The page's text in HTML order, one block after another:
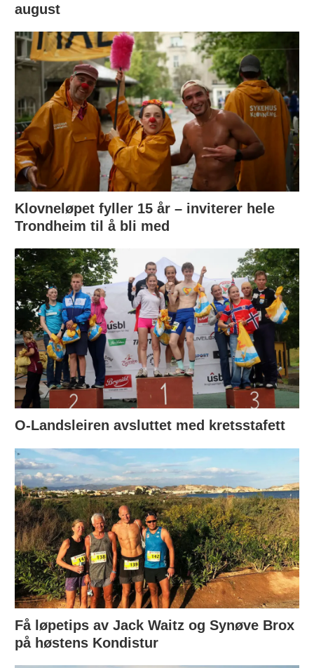
august
Klovneløpet fyller 15 år – inviterer hele
Trondheim til å bli med
O-Landsleiren avsluttet med kretsstafett
Få løpetips av Jack Waitz og Synøve Brox
på høstens Kondistur